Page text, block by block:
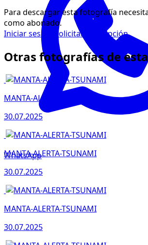
WhatsApp
Para descargar esta fotografía
como abonado.
Iniciar sesión
Solicitar suscripción
Otras fotografías de
MANTA-ALERTA-TSUNAMI
30.07.2025
MANTA-ALERTA-TSUNAMI
30.07.2025
MANTA-ALERTA-TSUNAMI
30.07.2025